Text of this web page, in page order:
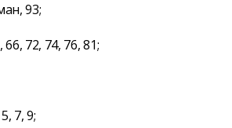
93;
66, 72, 74, 76, 81;
7, 9;